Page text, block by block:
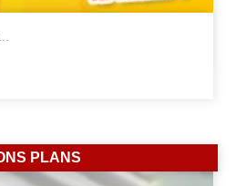
PLANS